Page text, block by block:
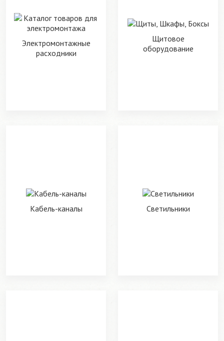
Электромонтажные
расходники
Щитовое
оборудование
Кабель-каналы Светильники